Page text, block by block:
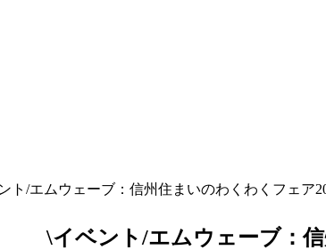
ト/エムウェーブ：信州住まいのわくわくフェア
\イベント/エムウェーブ：